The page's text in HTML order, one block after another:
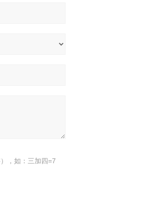
，如：三加四=7